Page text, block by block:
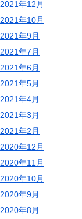
2021年12月
2021年10月
2021年9月
2021年7月
2021年6月
2021年5月
2021年4月
2021年3月
2021年2月
2020年12月
2020年11月
2020年10月
2020年9月
2020年8月